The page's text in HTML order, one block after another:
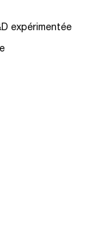
expérimentée